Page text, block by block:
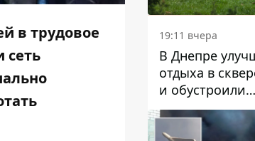
в трудовое
сеть
19:11 вчера
В Днепре
отдыха в
и обустроили